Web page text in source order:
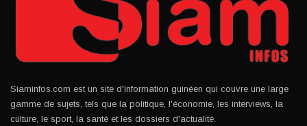
Siaminfos.com est un site d'information guinéen qui couvre une large
gamme de sujets, tels que la politique, l'économie, les interviews, la
culture, le sport, la santé et les dossiers d'actualité.